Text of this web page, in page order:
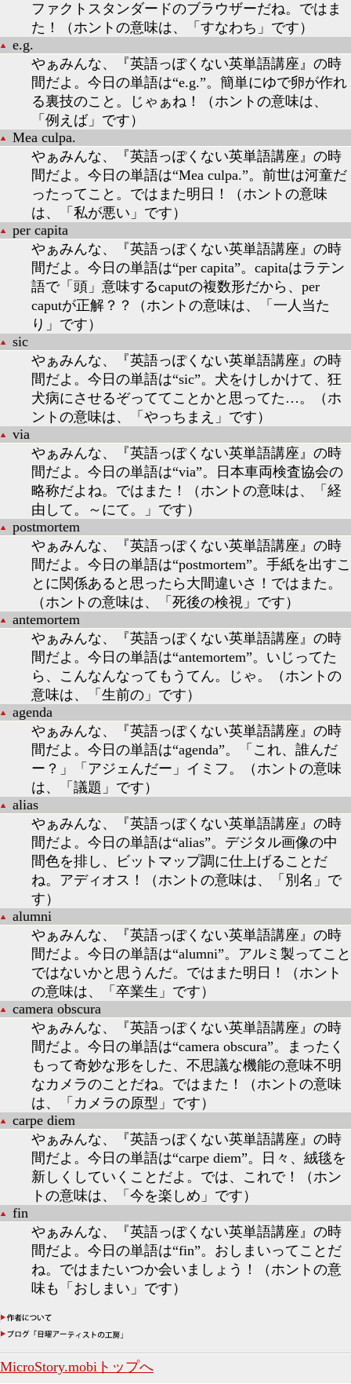
ファクトスタンダードのブラウザーだね。ではま
た！（ホントの意味は、「すなわち」です）
e.g.
やぁみんな、『英語っぽくない英単語講座』の時
間だよ。今日の単語は“e.g.”。簡単にゆで卵が作れ
る裏技のこと。じゃぁね！（ホントの意味は、
「例えば」です）
Mea culpa.
やぁみんな、『英語っぽくない英単語講座』の時
間だよ。今日の単語は“Mea culpa.”。前世は河童だ
ったってこと。ではまた明日！（ホントの意味
は、「私が悪い」です）
per capita
やぁみんな、『英語っぽくない英単語講座』の時
間だよ。今日の単語は“per capita”。capitaはラテン
語で「頭」意味するcaputの複数形だから、per
caputが正解？？（ホントの意味は、「一人当た
り」です）
sic
やぁみんな、『英語っぽくない英単語講座』の時
間だよ。今日の単語は“sic”。犬をけしかけて、狂
犬病にさせるぞっててことかと思ってた…。（ホ
ントの意味は、「やっちまえ」です）
via
やぁみんな、『英語っぽくない英単語講座』の時
間だよ。今日の単語は“via”。日本車両検査協会の
略称だよね。ではまた！（ホントの意味は、「経
由して。～にて。」です）
postmortem
やぁみんな、『英語っぽくない英単語講座』の時
間だよ。今日の単語は“postmortem”。手紙を出すこ
とに関係あると思ったら大間違いさ！ではまた。
（ホントの意味は、「死後の検視」です）
antemortem
やぁみんな、『英語っぽくない英単語講座』の時
間だよ。今日の単語は“antemortem”。いじってた
ら、こんなんなってもうてん。じゃ。（ホントの
意味は、「生前の」です）
agenda
やぁみんな、『英語っぽくない英単語講座』の時
間だよ。今日の単語は“agenda”。「これ、誰んだ
ー？」「アジェんだー」イミフ。（ホントの意味
は、「議題」です）
alias
やぁみんな、『英語っぽくない英単語講座』の時
間だよ。今日の単語は“alias”。デジタル画像の中
間色を排し、ビットマップ調に仕上げることだ
ね。アディオス！（ホントの意味は、「別名」で
す）
alumni
やぁみんな、『英語っぽくない英単語講座』の時
間だよ。今日の単語は“alumni”。アルミ製ってこと
ではないかと思うんだ。ではまた明日！（ホント
の意味は、「卒業生」です）
camera obscura
やぁみんな、『英語っぽくない英単語講座』の時
間だよ。今日の単語は“camera obscura”。まったく
もって奇妙な形をした、不思議な機能の意味不明
なカメラのことだね。ではまた！（ホントの意味
は、「カメラの原型」です）
carpe diem
やぁみんな、『英語っぽくない英単語講座』の時
間だよ。今日の単語は“carpe diem”。日々、絨毯を
新しくしていくことだよ。では、これで！（ホン
トの意味は、「今を楽しめ」です）
fin
やぁみんな、『英語っぽくない英単語講座』の時
間だよ。今日の単語は“fin”。おしまいってことだ
ね。ではまたいつか会いましょう！（ホントの意
味も「おしまい」です）
MicroStory.mobiトップへ